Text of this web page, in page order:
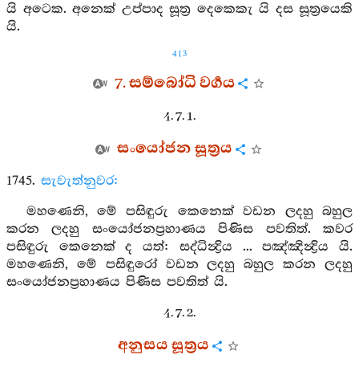
යි අටෙක. අනෙක් උප්පාද සූත්‍ර දෙකෙකැ යි දස සූත්‍රයෙකි
යි.
413
7. සම්බෝධි වර්‍ගය
4. 7. 1.
සංයෝජන සූත්‍රය
1745. සැවැත්නුවර:
මහණෙනි, මේ පසිඳුරු කෙනෙක් වඩන ලදහු බහුල
කරන ලදහු සංයෝජනප්‍රහාණය පිණිස පවතිත්. කවර
පසිඳුරු කෙනෙක් ද යත්: සද්ධින්‍ද්‍රිය ... පඤ්ඤින්‍ද්‍රිය යි.
මහණෙනි, මේ පසිඳුරෝ වඩන ලදහු බහුල කරන ලදහු
සංයෝජනප්‍රහාණය පිණිස පවතිත් යි.
4. 7. 2.
අනුසය සූත්‍රය